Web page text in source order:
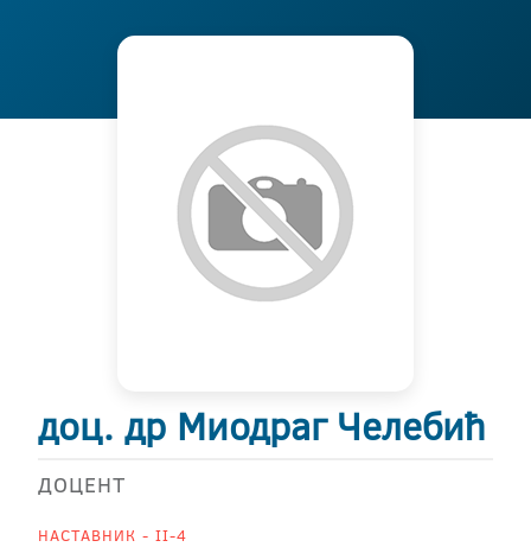
доц. др Миодраг Челебић
ДОЦЕНТ
НАСТАВНИК - II-4